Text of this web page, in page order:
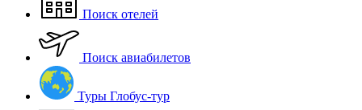
Поиск отелей
Поиск авиабилетов
Туры Глобус-тур